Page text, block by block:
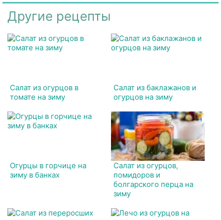
Другие рецепты
Салат из огурцов в
томате на зиму
Салат из баклажанов и
огурцов на зиму
Огурцы в горчице на
зиму в банках
Салат из огурцов,
помидоров и
болгарского перца на
зиму